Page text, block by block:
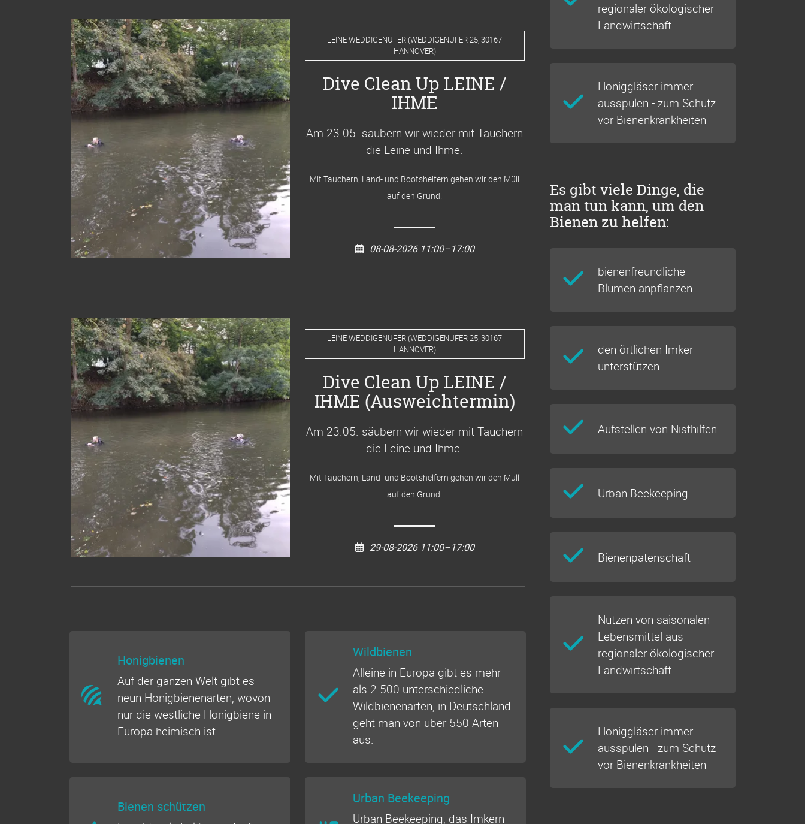
LEINE WEDDIGENUFER (WEDDIGENUFER 25, 30167
HANNOVER)
Dive Clean Up LEINE /
IHME
Am 23.05. säubern wir wieder mit Tauchern
die Leine und Ihme.
Mit Tauchern, Land- und Bootshelfern gehen wir den Müll
auf den Grund.
08-08-2026 11:00–17:00
LEINE WEDDIGENUFER (WEDDIGENUFER 25, 30167
HANNOVER)
Dive Clean Up LEINE /
IHME (Ausweichtermin)
Am 23.05. säubern wir wieder mit Tauchern
die Leine und Ihme.
Mit Tauchern, Land- und Bootshelfern gehen wir den Müll
auf den Grund.
29-08-2026 11:00–17:00
Honigbienen
Auf der ganzen Welt gibt es
neun Honigbienenarten, wovon
nur die westliche Honigbiene in
Europa heimisch ist.
Wildbienen
Alleine in Europa gibt es mehr
als 2.500 unterschiedliche
Wildbienenarten, in Deutschland
geht man von über 550 Arten
aus.
Bienen schützen
Urban Beekeeping
Urban Beekeeping, das Imkern
regionaler ökologischer
Landwirtschaft
Honiggläser immer
ausspülen - zum Schutz
vor Bienenkrankheiten
Es gibt viele Dinge, die
man tun kann, um den
Bienen zu helfen:
bienenfreundliche
Blumen anpflanzen
den örtlichen Imker
unterstützen
Aufstellen von Nisthilfen
Urban Beekeeping
Bienenpatenschaft
Nutzen von saisonalen
Lebensmittel aus
regionaler ökologischer
Landwirtschaft
Honiggläser immer
ausspülen - zum Schutz
vor Bienenkrankheiten